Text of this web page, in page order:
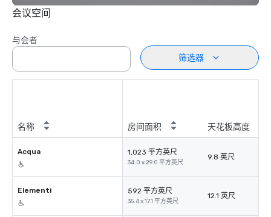
会议空间
与会者
筛选器
名称 房间面积 天花板高度
Acqua 1,023 平方英尺
34.0 x 29.0 平方英尺
9.8 英尺
Elementi 592 平方英尺
35.4 x 17.1 平方英尺
12.1 英尺